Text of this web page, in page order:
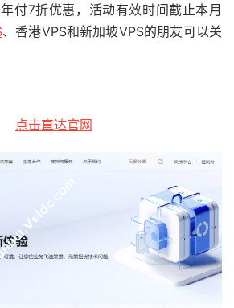
付7折优惠，活动有效时间截止本月
、香港VPS和新加坡VPS的朋友可以关
点击直达官网